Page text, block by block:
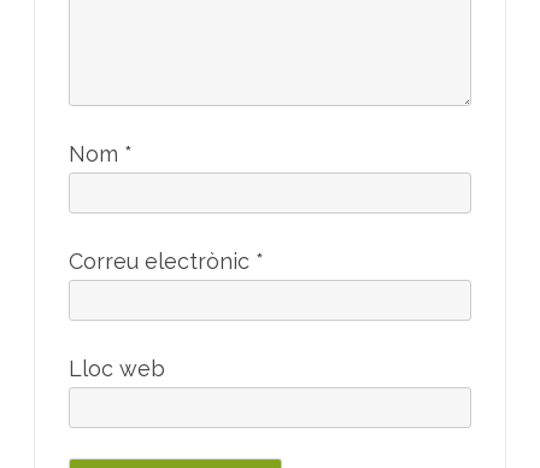
Nom *
Correu electrònic *
Lloc web